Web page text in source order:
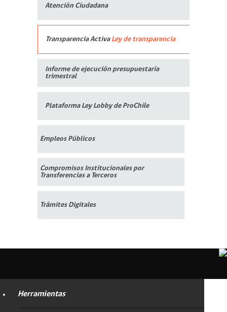
Atención Ciudadana
Transparencia Activa Ley de transparencia
Informe de ejecución presupuestaria
trimestral
Plataforma Ley Lobby de ProChile
Empleos Públicos
Compromisos Institucionales por
Transferencias a Terceros
Trámites Digitales
Herramientas